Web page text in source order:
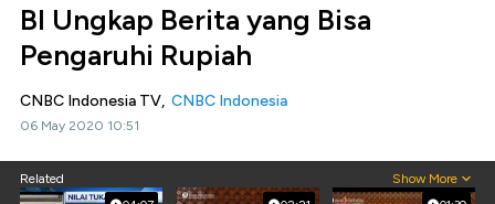
BI Ungkap Berita yang Bisa
Pengaruhi Rupiah
CNBC Indonesia TV, CNBC Indonesia
06 May 2020 10:51
Related Show More